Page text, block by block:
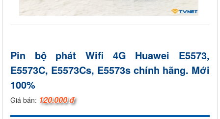
Pin bộ phát Wifi 4G Huawei E5573,
E5573C, E5573Cs, E5573s chính hãng. Mới
100%
Giá bán: 120.000 đ